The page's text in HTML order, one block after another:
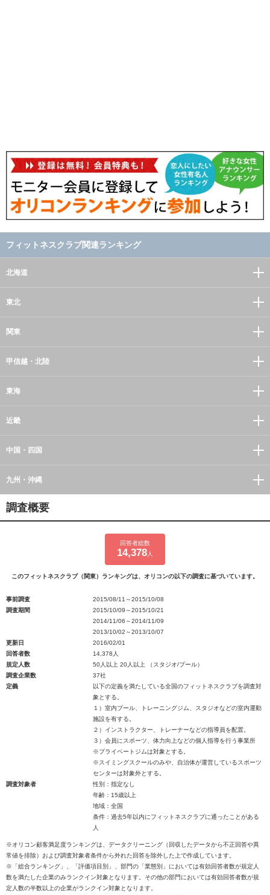
フィットネスクラブ関連ランキング
北海道
東北
関東
甲信越・北陸
東海
近畿
中国・四国
九州・沖縄
調査概要
回答者総数
14,378 人
このフィットネスクラブ（関東）ランキングは、オリコンの以下の調査に基づいています。
事前調査
2015/08/11～2015/10/08
調査期間
2015/10/09～2015/10/21
2014/11/06～2014/11/09
2013/10/02～2013/10/07
更新日
2016/02/01
回答者数
14,378人
規定人数
50人以上 20人以上 （スタジオ/プール）
調査企業数
37社
定義
以下の定義を満たしている全国のフィットネスクラブを調査対
象とする。
１）室内プール、トレーニングジム、スタジオなどの室内運動
施設を有する。
２）インストラクター、トレーナーなどの指導員を配置。
３）会員にスポーツ、体力向上などの個人指導を行う事業所
※プライベートジムは対象とする。
※スイミングスクールのみや、自治体が運営しているスポーツ
センターは対象外とする。
調査対象者
性別：指定なし
年齢：15歳以上
地域：全国
条件：過去5年以内にフィットネスクラブに通ったことがある
人
※オリコン顧客満足度ランキングは、データクリーニング（回収したデータから不正回答や異
常値を排除）および調査対象者条件から外れた回答を除外した上で作成しています。
※「総合ランキング」、「評価項目別」、部門の「業態別」においては有効回答者数が規定人
数を満たした企業のみランクイン対象となります。その他の部門においては有効回答者数が規
定人数の半数以上の企業がランクイン対象となります。